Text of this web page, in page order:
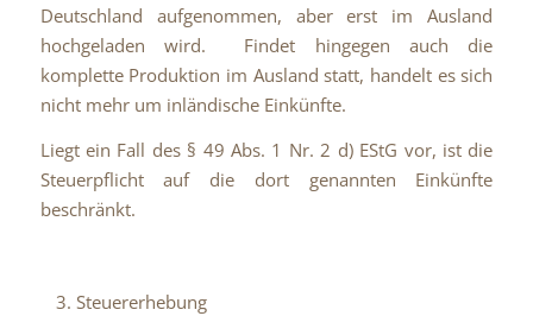
Deutschland aufgenommen, aber erst im Ausland
hochgeladen wird. Findet hingegen auch die
komplette Produktion im Ausland statt, handelt es sich
nicht mehr um inländische Einkünfte.
Liegt ein Fall des § 49 Abs. 1 Nr. 2 d) EStG vor, ist die
Steuerpflicht auf die dort genannten Einkünfte
beschränkt.
Steuererhebung